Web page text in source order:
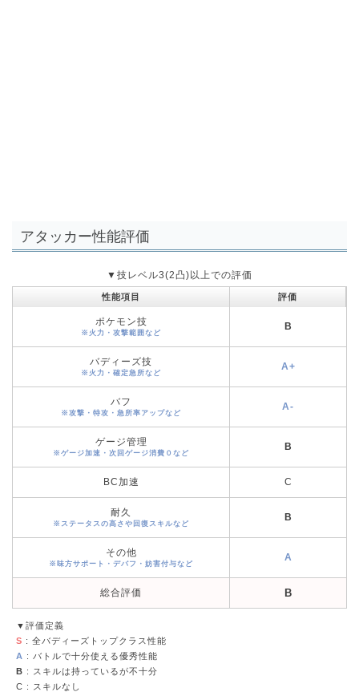
アタッカー性能評価
▼技レベル3(2凸)以上での評価
性能項目 評価
ポケモン技
※火力・攻撃範囲など
B
バディーズ技
※火力・確定急所など
A+
バフ
※攻撃・特攻・急所率アップなど
A-
ゲージ管理
※ゲージ加速・次回ゲージ消費０など
B
BC加速 C
耐久
※ステータスの高さや回復スキルなど
B
その他
※味方サポート・デバフ・妨害付与など
A
総合評価 B
▼評価定義
S : 全バディーズトップクラス性能
A : バトルで十分使える優秀性能
B : スキルは持っているが不十分
C : スキルなし